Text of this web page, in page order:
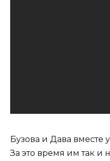
Бузова и Дава вместе
За это время им так и